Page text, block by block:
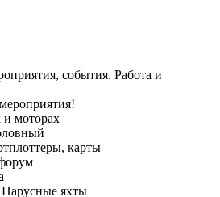
события. Работа и
и моторах
карты
яхты